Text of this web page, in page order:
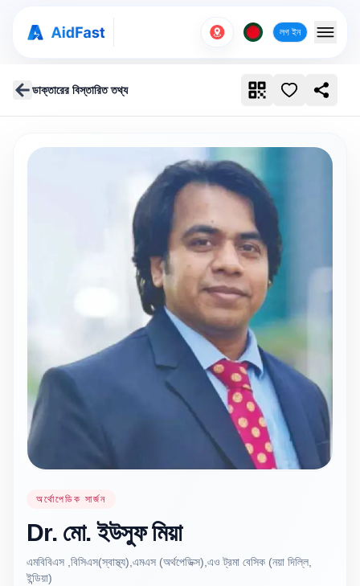
লগ ইন
ডাক্তারের বিস্তারিত তথ্য
অর্থোপেডিক সার্জন
Dr. মো. ইউসুফ মিয়া
এমবিবিএস ,বিসিএস(স্বাস্থ্য),এমএস (অর্থপেডিক্স),এও ট্রমা বেসিক (নয়া দিল্লি,
ইন্ডিয়া)